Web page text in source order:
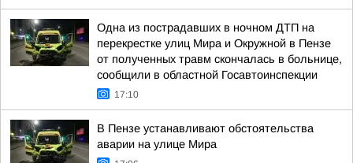
Одна из пострадавших в ночном ДТП на
перекрестке улиц Мира и Окружной в Пензе
от полученных травм скончалась в больнице,
сообщили в областной Госавтоинспекции
17:10
В Пензе устанавливают обстоятельства
аварии на улице Мира